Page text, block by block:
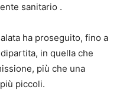
sanitario .
ha proseguito, fino a
in quella che
più che una
piccoli.